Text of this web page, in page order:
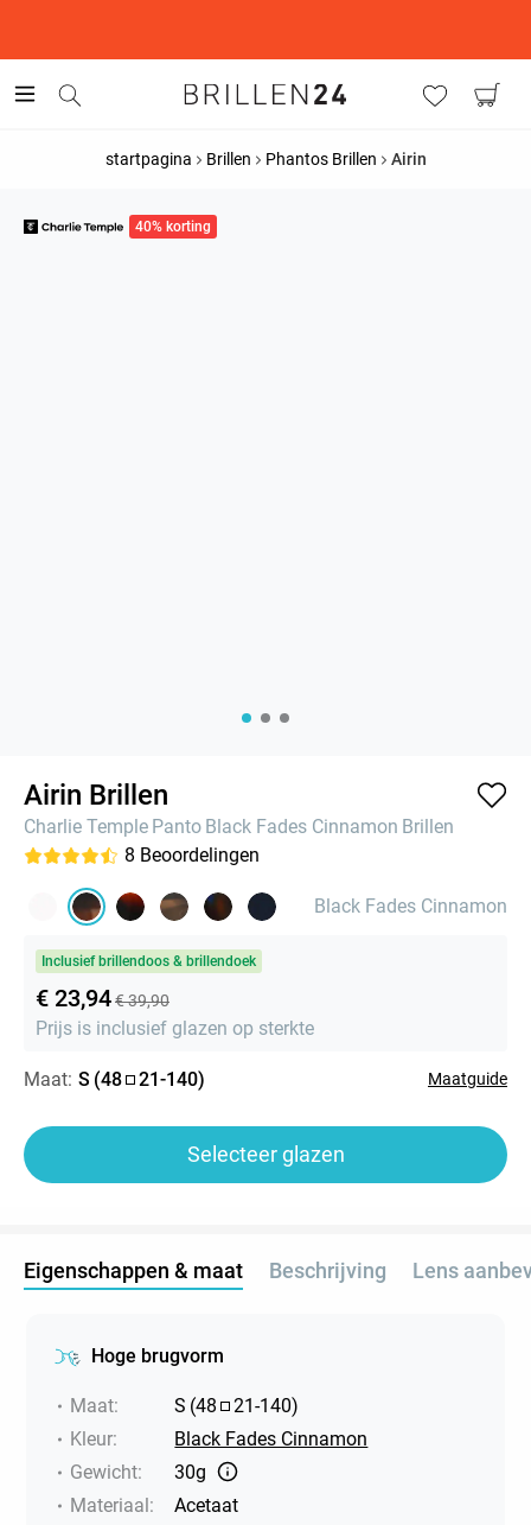
startpagina Brillen Phantos Brillen Airin
40% korting
Airin Brillen
Charlie Temple Panto Black Fades Cinnamon Brillen
8 Beoordelingen
Black Fades Cinnamon
Inclusief brillendoos & brillendoek
€ 23,94€ 39,90
Prijs is inclusief glazen op sterkte
Maat: S (48 21-140) Maatguide
Selecteer glazen
Eigenschappen & maat Beschrijving Lens
Hoge brugvorm
Maat: S (48 21-140)
Kleur:
Black Fades Cinnamon
Gewicht:
30g
Materiaal:
Acetaat